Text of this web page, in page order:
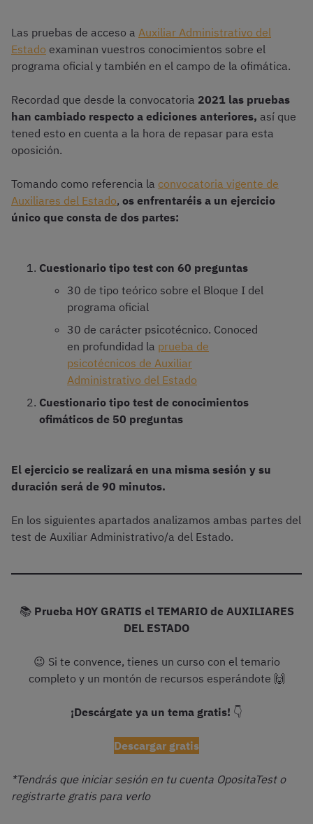
Las pruebas de acceso a Auxiliar Administrativo del
Estado examinan vuestros conocimientos sobre el
programa oficial y también en el campo de la ofimática.
Recordad que desde la convocatoria 2021 las pruebas
han cambiado respecto a ediciones anteriores, así que
tened esto en cuenta a la hora de repasar para esta
oposición.
Tomando como referencia la convocatoria vigente de
Auxiliares del Estado, os enfrentaréis a un ejercicio
único que consta de dos partes:
Cuestionario tipo test con 60 preguntas
30 de tipo teórico sobre el Bloque I del
programa oficial
30 de carácter psicotécnico. Conoced
en profundidad la prueba de
psicotécnicos de Auxiliar
Administrativo del Estado
Cuestionario tipo test de conocimientos
ofimáticos de 50 preguntas
El ejercicio se realizará en una misma sesión y su
duración será de 90 minutos.
En los siguientes apartados analizamos ambas partes del
test de Auxiliar Administrativo/a del Estado.
📚 Prueba HOY GRATIS el TEMARIO de AUXILIARES
DEL ESTADO
😉 Si te convence, tienes un curso con el temario
completo y un montón de recursos esperándote 🙌
¡Descárgate ya un tema gratis! 👇
Descargar gratis
*Tendrás que iniciar sesión en tu cuenta OpositaTest o
registrarte gratis para verlo